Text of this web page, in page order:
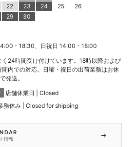
22 23 24 25
26
29 30
- 18:30、日祝日 14:00 - 18:00
く24時間受け付けています。18時以降および
内での対応。日曜・祝日の出荷業務はお休
発送。
店舗休業日 | Closed
務休み | Closed for shipping
情報 →